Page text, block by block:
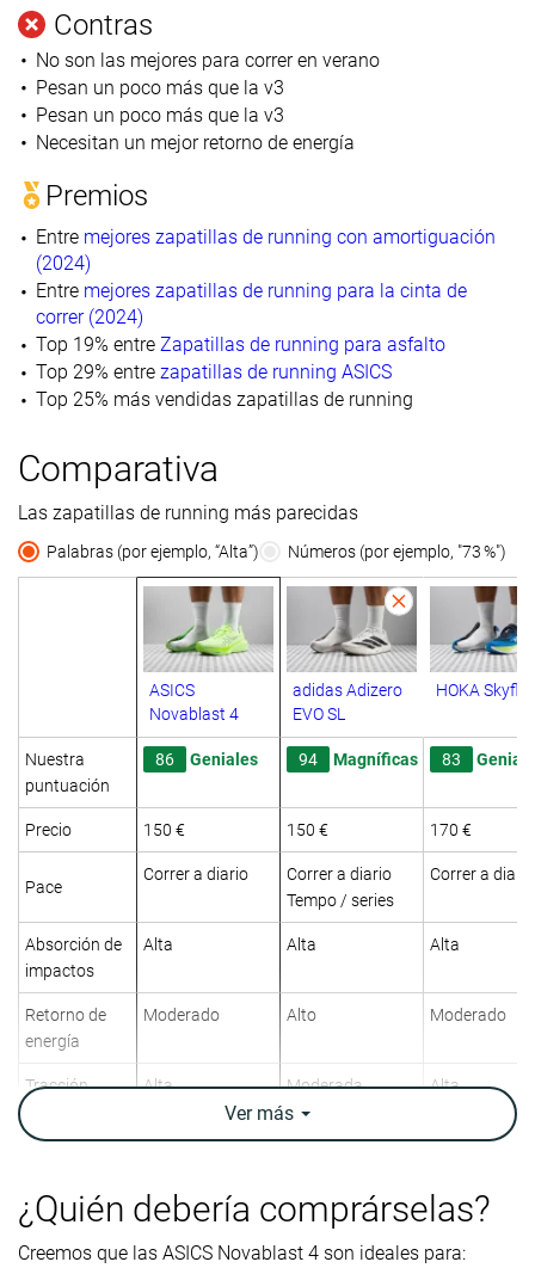
Contras
No son las mejores para correr en verano
Pesan un poco más que la v3
Pesan un poco más que la v3
Necesitan un mejor retorno de energía
Premios
Entre mejores zapatillas de running con amortiguación
(2024)
Entre mejores zapatillas de running para la cinta de
correr (2024)
Top 19% entre Zapatillas de running para asfalto
Top 29% entre zapatillas de running ASICS
Top 25% más vendidas zapatillas de running
Comparativa
Las zapatillas de running más parecidas
Palabras (por ejemplo, “Alta”) Números (por ejemplo, "73 %")
ASICS
Novablast 4
adidas Adizero
EVO SL
HOKA
Nuestra
puntuación
86 Geniales 94 Magníficas 83
Precio 150 € 150 € 170 €
Pace
Correr a diario
Correr a diario
Tempo / series
Correr a diario
Absorción de
impactos
Alta Alta Alta
Retorno de
energía
Moderado Alto Moderado
Tracción Alta Moderada Alta
Arch support
laboratorio
Peso marca
9 oz / 255g 7.9 oz / 224g 10 oz / 283g
Ver más
¿Quién debería comprárselas?
Creemos que las ASICS Novablast 4 son ideales para: